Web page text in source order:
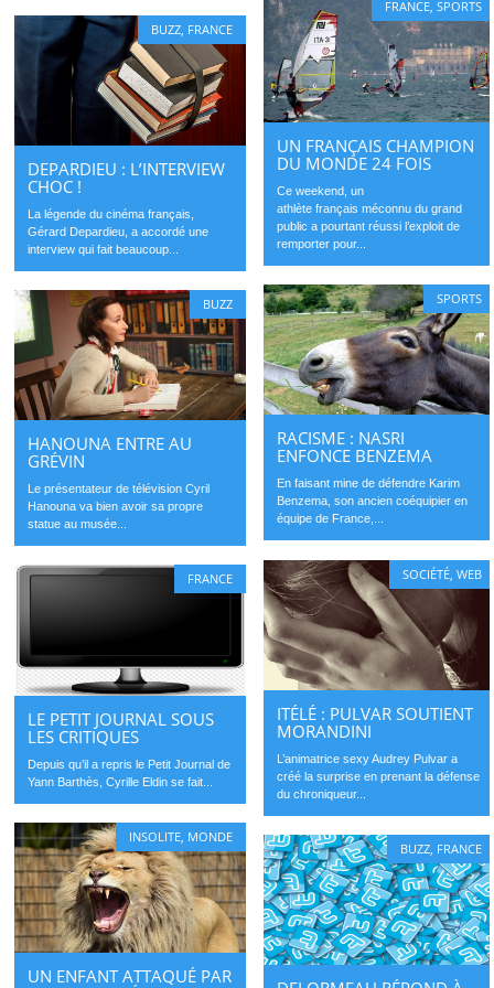
FRANCE ,SPORTS
UN FRANÇAIS CHAMPION
DU MONDE 24 FOIS
Ce weekend, un
athlète français méconnu du grand
public a pourtant réussi l’exploit de
remporter pour...
BUZZ FRANCE
DEPARDIEU : L’INTERVIEW
CHOC !
La légende du cinéma français,
Gérard Depardieu, a accordé une
interview qui fait beaucoup...
SPORTS
RACISME : NASRI
ENFONCE BENZEMA
En faisant mine de défendre Karim
Benzema, son ancien coéquipier en
équipe de France,...
BUZZ
HANOUNA ENTRE AU
GRÉVIN
Le présentateur de télévision Cyril
Hanouna va bien avoir sa propre
statue au musée...
SOCIÉTÉ ,WEB
ITÉLÉ : PULVAR SOUTIENT
MORANDINI
L’animatrice sexy Audrey Pulvar a
créé la surprise en prenant la défense
du chroniqueur...
FRANCE
LE PETIT JOURNAL SOUS
LES CRITIQUES
Depuis qu’il a repris le Petit Journal de
Yann Barthès, Cyrille Eldin se fait...
INSOLITE MONDE
UN ENFANT ATTAQUÉ PAR
BUZZ, FRANCE